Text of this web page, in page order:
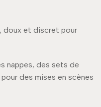
doux et discret pour
nappes, des sets de
des mises en scènes